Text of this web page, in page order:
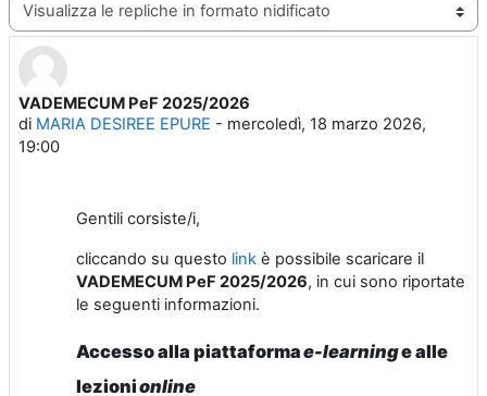
Modalità visualizzazione
VADEMECUM PeF 2025/2026
di MARIA DESIREE EPURE - mercoledì, 18 marzo 2026,
19:00
Numero di risposte: 0
Gentili corsiste/i,
cliccando su questo link è possibile scaricare il
VADEMECUM PeF 2025/2026, in cui sono riportate
le seguenti informazioni.
Accesso alla piattaformae-learninge alle
lezionionline